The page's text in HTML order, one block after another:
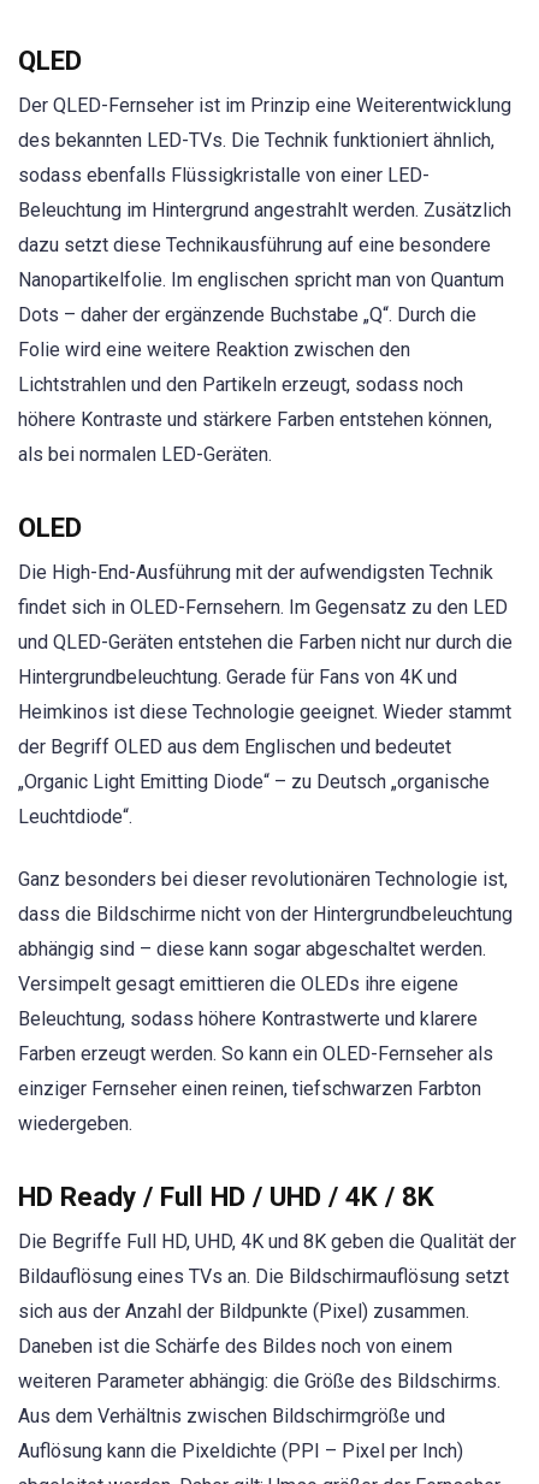
QLED
Der QLED-Fernseher ist im Prinzip eine Weiterentwicklung
des bekannten LED-TVs. Die Technik funktioniert ähnlich,
sodass ebenfalls Flüssigkristalle von einer LED-
Beleuchtung im Hintergrund angestrahlt werden. Zusätzlich
dazu setzt diese Technikausführung auf eine besondere
Nanopartikelfolie. Im englischen spricht man von Quantum
Dots – daher der ergänzende Buchstabe „Q“. Durch die
Folie wird eine weitere Reaktion zwischen den
Lichtstrahlen und den Partikeln erzeugt, sodass noch
höhere Kontraste und stärkere Farben entstehen können,
als bei normalen LED-Geräten.
OLED
Die High-End-Ausführung mit der aufwendigsten Technik
findet sich in OLED-Fernsehern. Im Gegensatz zu den LED
und QLED-Geräten entstehen die Farben nicht nur durch die
Hintergrundbeleuchtung. Gerade für Fans von 4K und
Heimkinos ist diese Technologie geeignet. Wieder stammt
der Begriff OLED aus dem Englischen und bedeutet
„Organic Light Emitting Diode“ – zu Deutsch „organische
Leuchtdiode“.
Ganz besonders bei dieser revolutionären Technologie ist,
dass die Bildschirme nicht von der Hintergrundbeleuchtung
abhängig sind – diese kann sogar abgeschaltet werden.
Versimpelt gesagt emittieren die OLEDs ihre eigene
Beleuchtung, sodass höhere Kontrastwerte und klarere
Farben erzeugt werden. So kann ein OLED-Fernseher als
einziger Fernseher einen reinen, tiefschwarzen Farbton
wiedergeben.
HD Ready / Full HD / UHD / 4K / 8K
Die Begriffe Full HD, UHD, 4K und 8K geben die Qualität der
Bildauflösung eines TVs an. Die Bildschirmauflösung setzt
sich aus der Anzahl der Bildpunkte (Pixel) zusammen.
Daneben ist die Schärfe des Bildes noch von einem
weiteren Parameter abhängig: die Größe des Bildschirms.
Aus dem Verhältnis zwischen Bildschirmgröße und
Auflösung kann die Pixeldichte (PPI – Pixel per Inch)